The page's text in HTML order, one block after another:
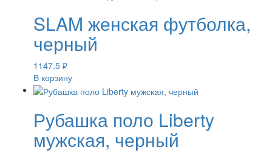
SLAM женская футболка,
черный
1147.5 ₽
В корзину
Рубашка поло Liberty
мужская, черный